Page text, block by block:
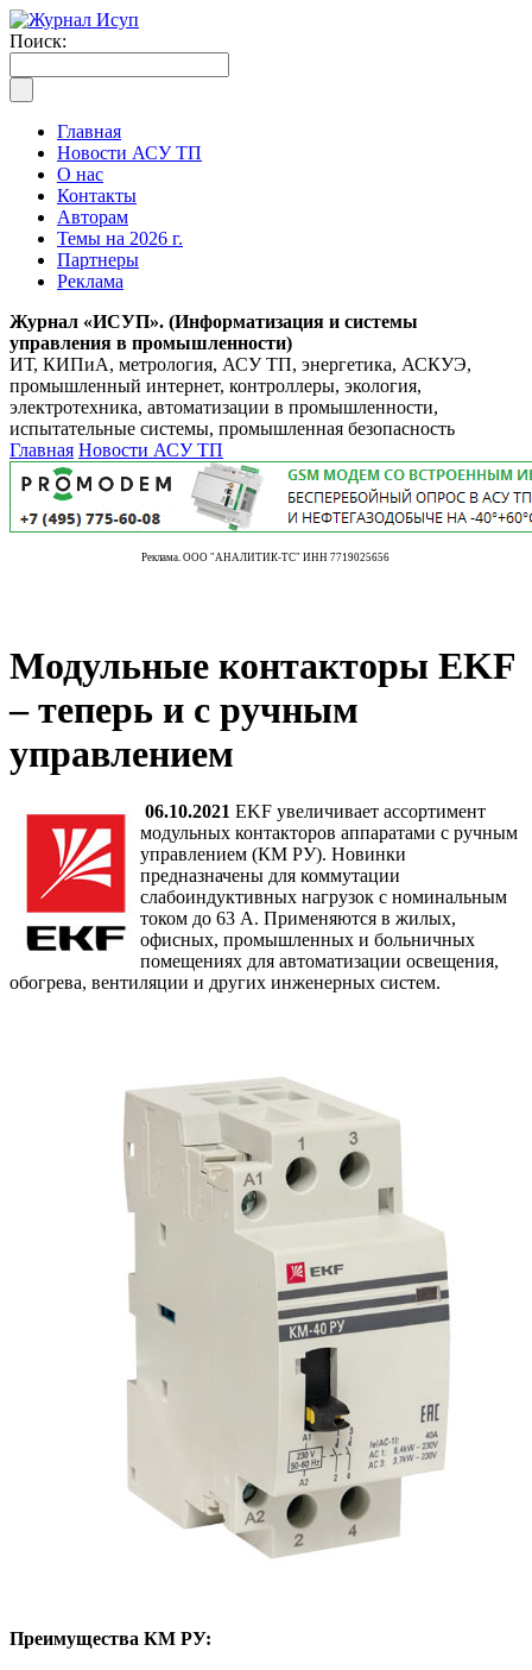
Поиск:
Главная
Новости АСУ ТП
О нас
Контакты
Авторам
Темы на 2026 г.
Партнеры
Реклама
Журнал «ИСУП». (Информатизация и системы
управления в промышленности)
ИТ, КИПиА, метрология, АСУ ТП, энергетика, АСКУЭ,
промышленный интернет, контроллеры, экология,
электротехника, автоматизации в промышленности,
испытательные системы, промышленная безопасность
Главная Новости АСУ ТП
Реклама. ООО "АНАЛИТИК-ТС" ИНН 7719025656
Модульные контакторы EKF
– теперь и с ручным
управлением
06.10.2021 EKF увеличивает ассортимент
модульных контакторов аппаратами с ручным
управлением (КМ РУ). Новинки
предназначены для коммутации
слабоиндуктивных нагрузок с номинальным
током до 63 А. Применяются в жилых,
офисных, промышленных и больничных
помещениях для автоматизации освещения,
обогрева, вентиляции и других инженерных систем.
Преимущества КМ РУ: